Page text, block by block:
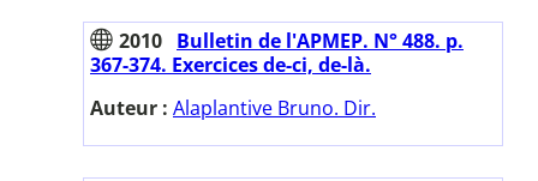
2010 Bulletin de l'APMEP. N° 488. p.
367-374. Exercices de-ci, de-là.
Auteur : Alaplantive Bruno. Dir.